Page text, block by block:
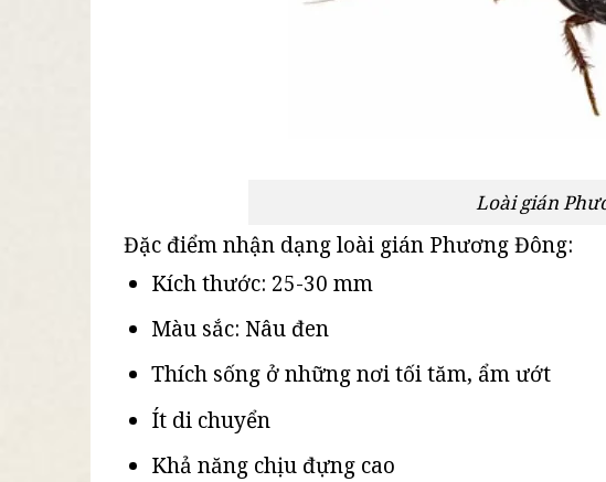
Loài gián
Đặc điểm nhận dạng loài gián Phương Đông:
Kích thước: 25-30 mm
Màu sắc: Nâu đen
Thích sống ở những nơi tối tăm, ẩm ướt
Ít di chuyển
Khả năng chịu đựng cao